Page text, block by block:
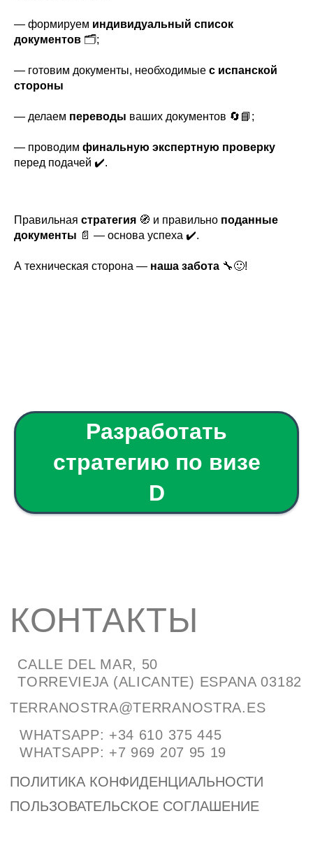
— формируем индивидуальный список
документов 🗂️;
— готовим документы, необходимые с испанской
стороны
— делаем переводы ваших документов 🔄📘;
— проводим финальную экспертную проверку
перед подачей ✔️.
Правильная стратегия 🧭 и правильно поданные
документы 📄 — основа успеха ✔️.
А техническая сторона — наша забота 🔧🙂!
Разработать
стратегию по визе
D